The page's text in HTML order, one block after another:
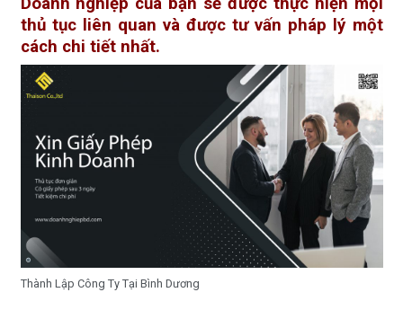
thủ tục liên quan và được tư vấn pháp lý một
cách chi tiết nhất.
Thành Lập Công Ty Tại Bình Dương